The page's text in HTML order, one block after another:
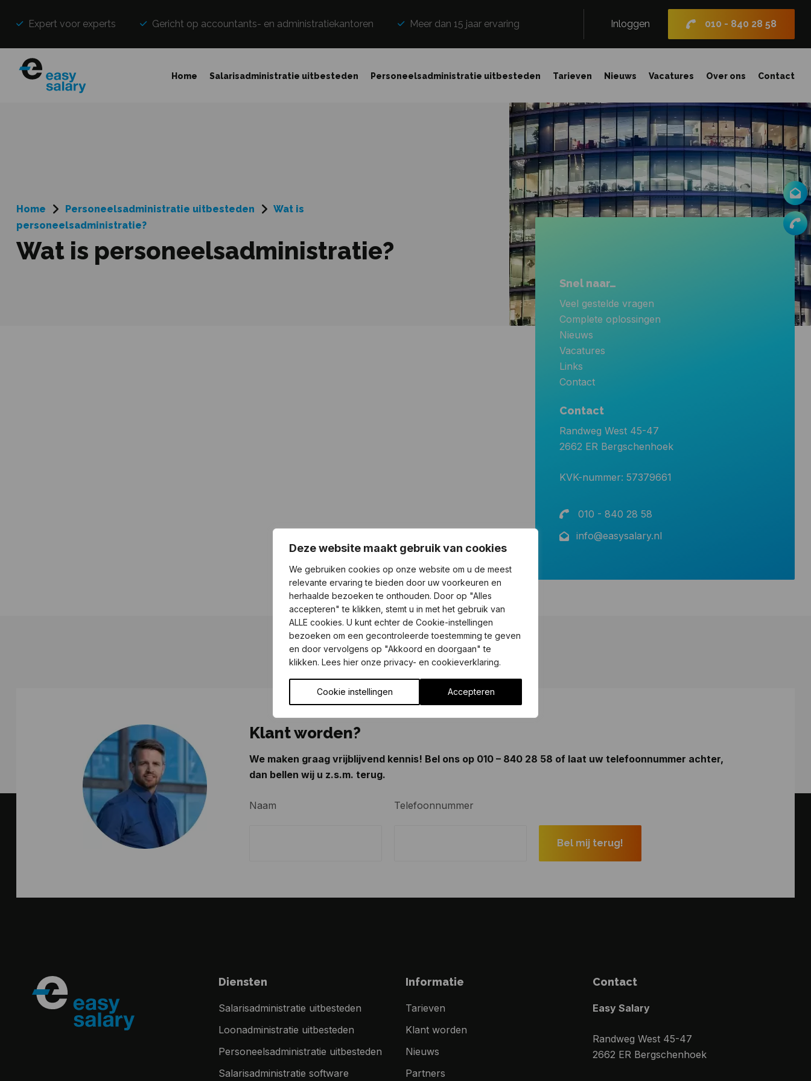
Deze website maakt gebruik van cookies
We gebruiken cookies op onze website om u de meest
relevante ervaring te bieden door uw voorkeuren en
herhaalde bezoeken te onthouden. Door op "Alles
accepteren" te klikken, stemt u in met het gebruik van
ALLE cookies. U kunt echter de Cookie-instellingen
bezoeken om een gecontroleerde toestemming te geven
en door vervolgens op "Akkoord en doorgaan" te
klikken. Lees hier onze privacy- en cookieverklaring.
Cookie instellingen Accepteren
Expert voor experts Gericht op accountants- en administratiekantoren Meer dan 15 jaar ervaring Inloggen 010 - 840 28 58
Home Salarisadministratie uitbesteden Personeelsadministratie uitbesteden Tarieven Nieuws Vacatures Over ons Contact
Home Personeelsadministratie uitbesteden
Wat is
personeelsadministratie?
Wat is personeelsadministratie?
Snel naar…
Veel gestelde vragen
Complete oplossingen
Nieuws
Vacatures
Links
Contact
Contact
Randweg West 45-47
2662 ER Bergschenhoek
KVK-nummer: 57379661
010 - 840 28 58
info@easysalary.nl
Klant worden?
We maken graag vrijblijvend kennis! Bel ons op 010 – 840 28 58 of laat uw telefoonnummer achter,
dan bellen wij u z.s.m. terug.
Naam Telefoonnummer
Diensten
Salarisadministratie uitbesteden
Loonadministratie uitbesteden
Personeelsadministratie uitbesteden
Salarisadministratie software
Informatie
Tarieven
Klant worden
Nieuws
Partners
Contact
Easy Salary
Randweg West 45-47
2662 ER Bergschenhoek